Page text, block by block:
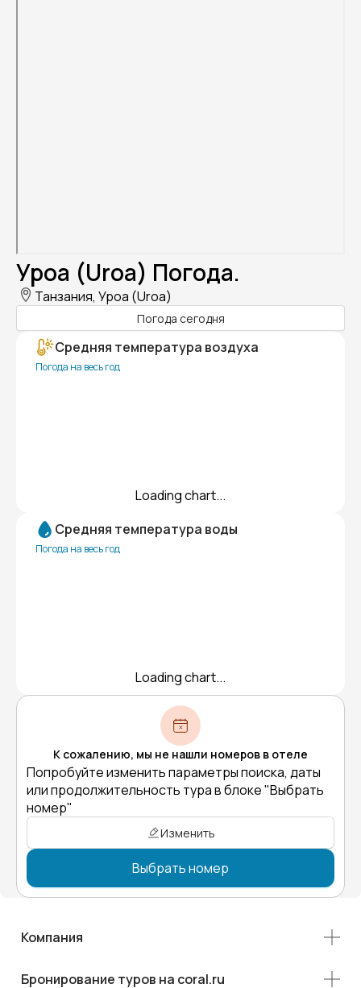
Уроа (Uroa) Погода.
Танзания, Уроа (Uroa)
Погода сегодня
Средняя температура воздуха
Погода на весь год
Loading chart...
Средняя температура воды
Погода на весь год
Loading chart...
К сожалению, мы не нашли номеров в отеле
Попробуйте изменить параметры поиска, даты
или продолжительность тура в блоке "Выбрать
номер"
Изменить
Выбрать номер
Компания
Бронирование туров на coral.ru